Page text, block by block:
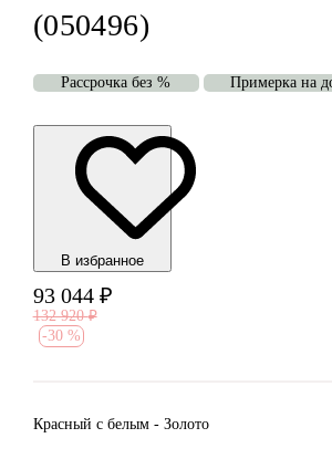
(050496)
Рассрочка без % Примерка на
В избранноe
93 044 ₽
132 920 ₽
-30 %
Красный c белым - Золото